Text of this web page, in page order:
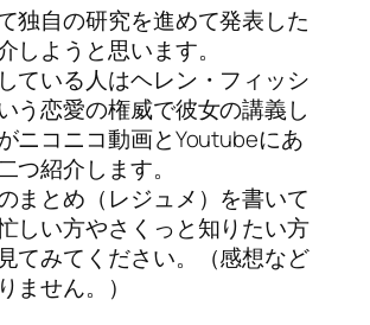
独自の研究を進めて発表した
しようと思います。
ている人はヘレン・フィッシ
う恋愛の権威で彼女の講義し
ニコニコ動画とYoutubeにあ
つ紹介します。
まとめ（レジュメ）を書いて
しい方やさくっと知りたい方
てみてください。（感想など
ません。）